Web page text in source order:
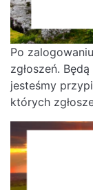
Po
zgłoszeń.
jesteśmy
których